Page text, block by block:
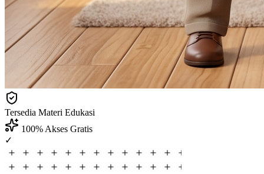
Tersedia Materi Edukasi
100% Akses Gratis
✓